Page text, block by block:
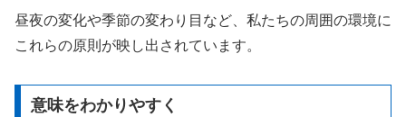
昼夜の変化や季節の変わり目など、私たちの周囲の環境に
これらの原則が映し出されています。
意味をわかりやすく